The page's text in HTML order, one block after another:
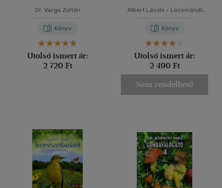
Dr. Varga Zoltán
Könyv
Utolsó ismert ár:
2 720 Ft
Albert László - Locsmándi
Könyv
Utolsó ismert ár:
2 490 Ft
Nem rendelhető